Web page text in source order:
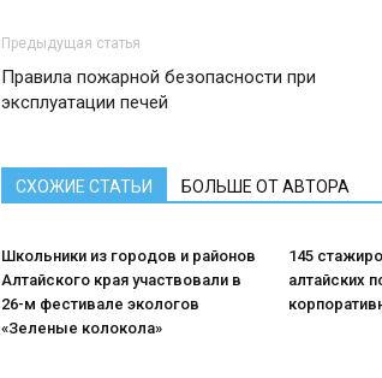
Предыдущая статья
Правила пожарной безопасности при
эксплуатации печей
СХОЖИЕ СТАТЬИ БОЛЬШЕ ОТ АВТОРА
Школьники из городов и районов
Алтайского края участвовали в
26-м фестивале экологов
«Зеленые колокола»
145
алтайских